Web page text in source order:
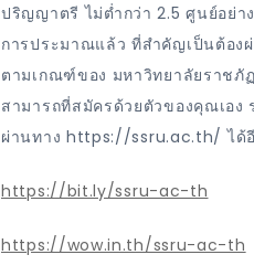
ปริญญาตรี ไม่ต่ำกว่า 2.5 ศูนย์อย่า
การประมาณแล้ว ที่สำคัญเป็นต้อง
ตามเกณฑ์ของ มหาวิทยาลัยราชภัฏ
สามารถที่สมัครด้วยตัวของคุณเอง
ผ่านทาง https://ssru.ac.th/ ได้
https://bit.ly/ssru-ac-th
https://wow.in.th/ssru-ac-th